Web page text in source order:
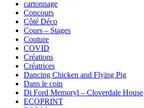
cartonnage
Concours
Côté Déco
Cours – Stages
Couture
COVID
Créations
Créatrices
Dancing Chicken and Flying Pig
Dans le coin
Di Ford Memoryl – Cloverdale House
ECOPRINT